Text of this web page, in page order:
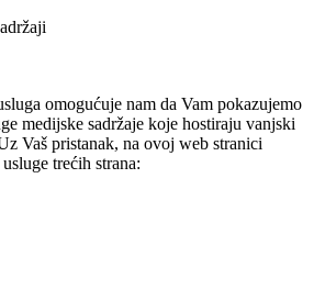
omogućuje nam da Vam pokazujemo
medijske sadržaje koje hostiraju vanjski
Vaš pristanak, na ovoj web stranici
trećih strana: